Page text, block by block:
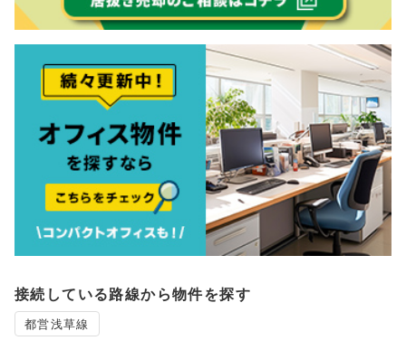
接続している路線から物件を探す
都営浅草線